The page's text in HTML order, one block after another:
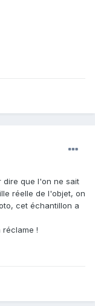
dire que l'on ne sait
réelle de l'objet, on
cet échantillon a
réclame !